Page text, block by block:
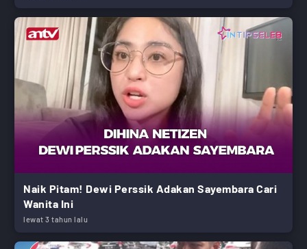
Naik Pitam! Dewi Perssik Adakan Sayembara Cari
Wanita Ini
lewat 3 tahun lalu